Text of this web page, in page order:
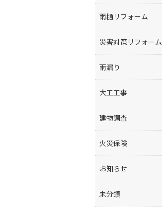
雨樋リフォーム
災害対策リフォーム
雨漏り
大工工事
建物調査
火災保険
お知らせ
未分類